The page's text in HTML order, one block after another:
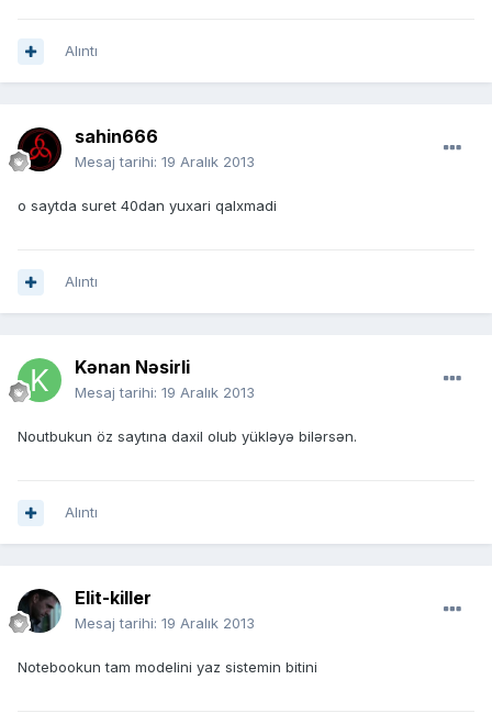
Alıntı
sahin666
Mesaj tarihi: 19 Aralık 2013
o saytda suret 40dan yuxari qalxmadi
Alıntı
Kənan Nəsirli
Mesaj tarihi: 19 Aralık 2013
Noutbukun öz saytına daxil olub yükləyə bilərsən.
Alıntı
Elit-killer
Mesaj tarihi: 19 Aralık 2013
Notebookun tam modelini yaz sistemin bitini